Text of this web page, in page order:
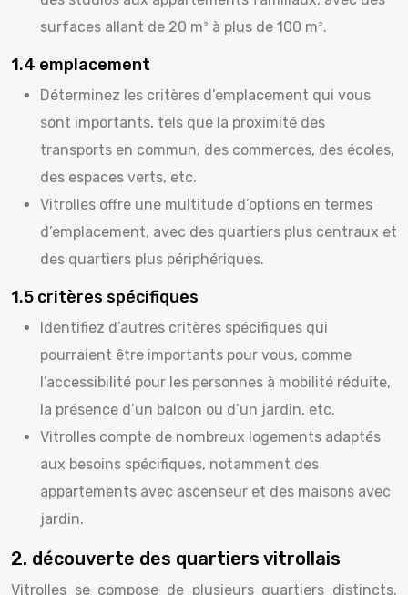
surfaces allant de 20 m² à plus de 100 m².
1.4 emplacement
Déterminez les critères d’emplacement qui vous
sont importants, tels que la proximité des
transports en commun, des commerces, des écoles,
des espaces verts, etc.
Vitrolles offre une multitude d’options en termes
d’emplacement, avec des quartiers plus centraux et
des quartiers plus périphériques.
1.5 critères spécifiques
Identifiez d’autres critères spécifiques qui
pourraient être importants pour vous, comme
l’accessibilité pour les personnes à mobilité réduite,
la présence d’un balcon ou d’un jardin, etc.
Vitrolles compte de nombreux logements adaptés
aux besoins spécifiques, notamment des
appartements avec ascenseur et des maisons avec
jardin.
2. découverte des quartiers vitrollais
Vitrolles se compose de plusieurs quartiers distincts,